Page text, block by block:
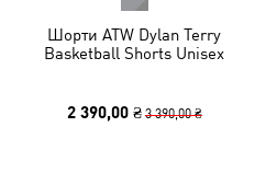
Шорти ATW Dylan Terry
Basketball Shorts Unisex
2 390,00 ₴ 3 390,00 ₴